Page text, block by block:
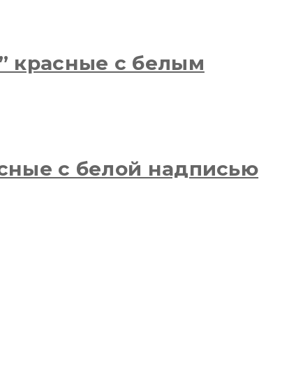
красные с белым
с белой надписью